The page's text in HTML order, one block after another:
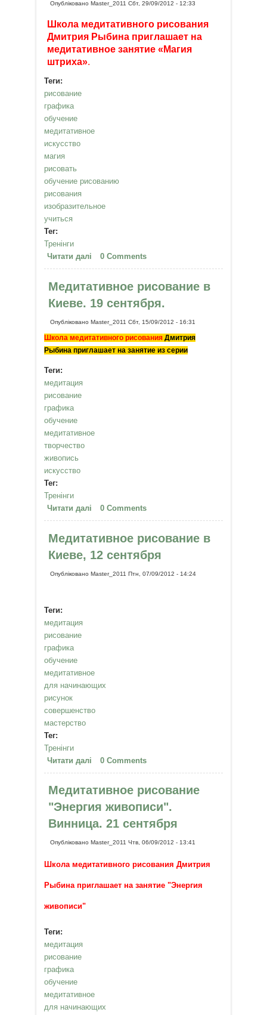
ОпублікованоMaster_2011 Сбт, 29/09/2012 - 12:33
Школа медитативного рисования
Дмитрия Рыбина приглашает на
медитативное занятие «Магия
штриха».
Теги:
рисование
графика
обучение
медитативное
искусство
магия
рисовать
обучение рисованию
рисования
изобразительное
учиться
Тег:
Тренінги
Читати далі про Медитативное рисование в
Виннице "Магия штриха" 15
0 Comments
Медитативное рисование в
Киеве. 19 сентября.
ОпублікованоMaster_2011 Сбт, 15/09/2012 - 16:31
Школа медитативного рисованияДмитрия
Рыбина приглашает на занятие из серии
Теги:
медитация
рисование
графика
обучение
медитативное
творчество
живопись
искусство
Тег:
Тренінги
Читати далі про Медитативное рисование в
Киеве. 19 сентября.
0 Comments
Медитативное рисование в
Киеве, 12 сентября
ОпублікованоMaster_2011 Птн, 07/09/2012 - 14:24
Теги:
медитация
рисование
графика
обучение
медитативное
для начинающих
рисунок
совершенство
мастерство
Тег:
Тренінги
Читати далі про Медитативное рисование в
Киеве, 12 сентября
0 Comments
Медитативное рисование
"Энергия живописи".
Винница. 21 сентября
Опубліковано Master_2011 Чтв, 06/09/2012 - 13:41
Школа медитативного рисования Дмитрия
Рыбина приглашает на занятие "Энергия
живописи"
Теги:
медитация
рисование
графика
обучение
медитативное
для начинающих